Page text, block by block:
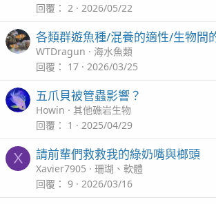
回覆
2 2026/05/22
各類群遊魚種/混養的適性/生物間
WTDragun
海水魚類
回覆
17 2026/03/25
五爪貝被管蟲影響？
Howin
其他礁岩生物
回覆
1 2025/04/29
X 請前輩們救救我的綠奶嘴與榔頭
Xavier7905
珊瑚、軟體
回覆
9 2026/03/16